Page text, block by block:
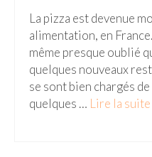
Pérou
Lac Titicaca
Machu Picchu
ASIE
La pizza est devenue
alimentation, en
même presque oublié
quelques nouveaux
se sont bien chargés
quelques … Lire la suite­­